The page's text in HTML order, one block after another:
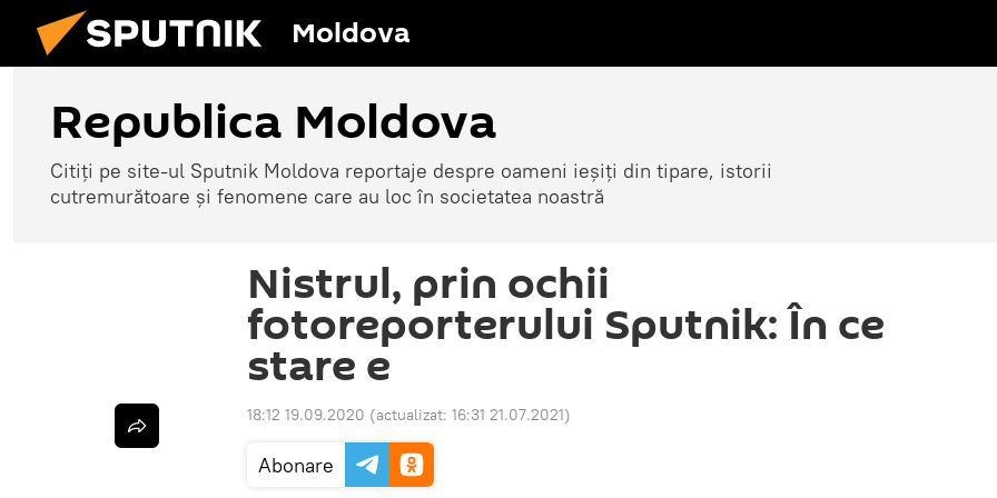
Moldova
Republica Moldova
Citiți pe site-ul Sputnik Moldova reportaje despre oameni ieșiți din tipare, istorii
cutremurătoare și fenomene care au loc în societatea noastră
Nistrul, prin ochii
fotoreporterului Sputnik: În ce
stare e
18:12 19.09.2020 (actualizat: 16:31 21.07.2021)
Abonare